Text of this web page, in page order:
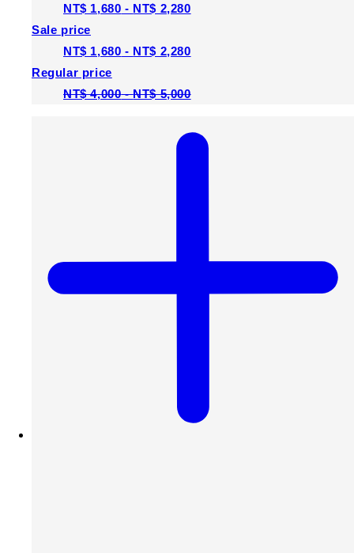
NT$ 1,680 - NT$ 2,280
Sale price
NT$ 1,680 - NT$ 2,280
Regular price
NT$ 4,000-NT$ 5,000